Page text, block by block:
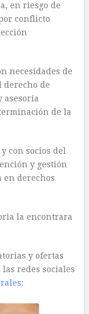
en riesgo de
conflicto
necesidades de
derecho de
de la
con socios del
y gestión
en derechos
la encontrara
y ofertas
redes sociales